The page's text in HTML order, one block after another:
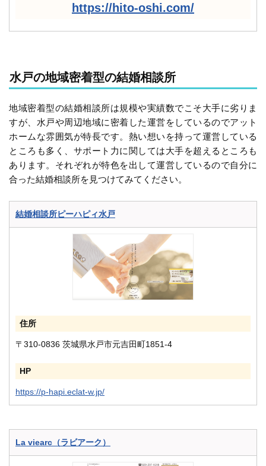
https://hito-oshi.com/
水戸の地域密着型の結婚相談所
地域密着型の結婚相談所は規模や実績数でこそ大手に劣りま
すが、水戸や周辺地域に密着した運営をしているのでアット
ホームな雰囲気が特長です。熱い想いを持って運営している
ところも多く、サポート力に関しては大手を超えるところも
あります。それぞれが特色を出して運営しているので自分に
合った結婚相談所を見つけてみてください。
結婚相談所ピーハピィ水戸
住所
〒310-0836 茨城県水戸市元吉田町1851-4
HP
https://p-hapi.eclat-w.jp/
La viearc（ラビアーク）